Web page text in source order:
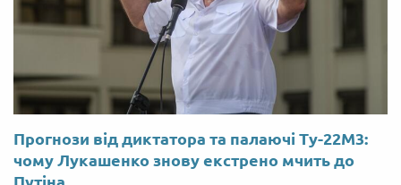
Прогнози від диктатора та палаючі Ту-22М3:
чому Лукашенко знову екстрено мчить до